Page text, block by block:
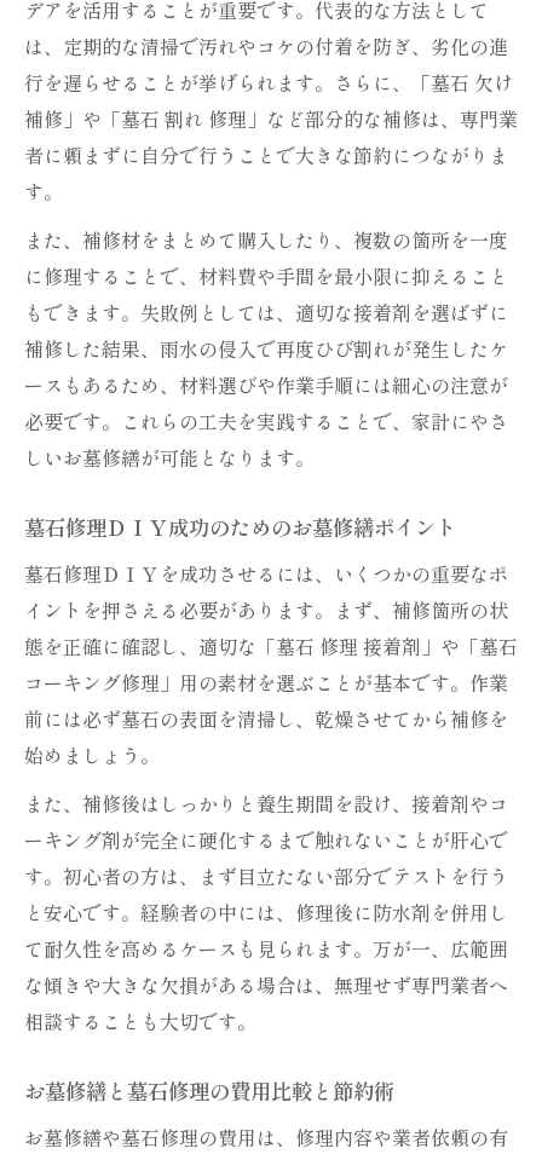
デアを活用することが重要です。代表的な方法として
は、定期的な清掃で汚れやコケの付着を防ぎ、劣化の進
行を遅らせることが挙げられます。さらに、「墓石 欠け
補修」や「墓石 割れ 修理」など部分的な補修は、専門業
者に頼まずに自分で行うことで大きな節約につながりま
す。
また、補修材をまとめて購入したり、複数の箇所を一度
に修理することで、材料費や手間を最小限に抑えること
もできます。失敗例としては、適切な接着剤を選ばずに
補修した結果、雨水の侵入で再度ひび割れが発生したケ
ースもあるため、材料選びや作業手順には細心の注意が
必要です。これらの工夫を実践することで、家計にやさ
しいお墓修繕が可能となります。
墓石修理ＤＩＹ成功のためのお墓修繕ポイント
墓石修理ＤＩＹを成功させるには、いくつかの重要なポ
イントを押さえる必要があります。まず、補修箇所の状
態を正確に確認し、適切な「墓石 修理 接着剤」や「墓石
コーキング修理」用の素材を選ぶことが基本です。作業
前には必ず墓石の表面を清掃し、乾燥させてから補修を
始めましょう。
また、補修後はしっかりと養生期間を設け、接着剤やコ
ーキング剤が完全に硬化するまで触れないことが肝心で
す。初心者の方は、まず目立たない部分でテストを行う
と安心です。経験者の中には、修理後に防水剤を併用し
て耐久性を高めるケースも見られます。万が一、広範囲
な傾きや大きな欠損がある場合は、無理せず専門業者へ
相談することも大切です。
お墓修繕と墓石修理の費用比較と節約術
お墓修繕や墓石修理の費用は、修理内容や業者依頼の有